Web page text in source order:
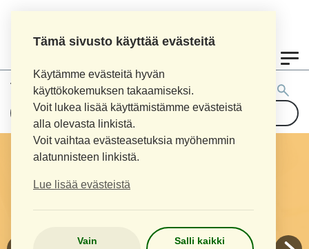
Tämä sivusto käyttää evästeitä
Käytämme evästeitä hyvän
käyttökokemuksen takaamiseksi.
Voit lukea lisää käyttämistämme evästeistä
alla olevasta linkistä.
Voit vaihtaa evästeasetuksia myöhemmin
alatunnisteen linkistä.
Lue lisää evästeistä
Vain
Salli kaikki
Tuotehaku: